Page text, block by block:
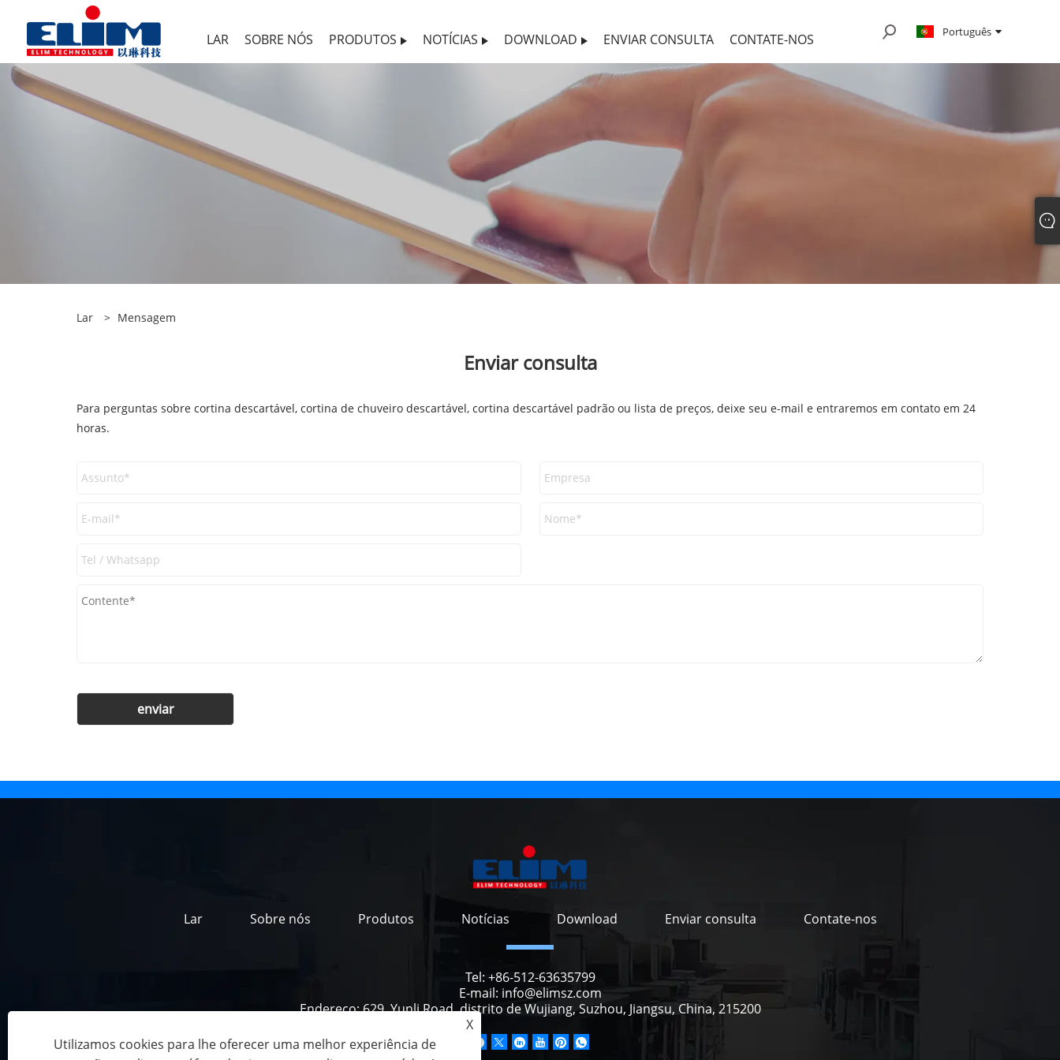
LAR SOBRE NÓS PRODUTOS NOTÍCIAS DOWNLOAD ENVIAR CONSULTA CONTATE-NOS Português
Lar > Mensagem
Enviar consulta
Para perguntas sobre cortina descartável, cortina de chuveiro descartável, cortina descartável padrão ou lista de preços, deixe seu e-mail e entraremos em contato em 24
horas.
Lar Sobre nós Produtos Notícias Download Enviar consulta Contate-nos
Tel: +86-512-63635799
E-mail: info@elimsz.com
Endereço:629, Yunli Road, distrito de Wujiang, Suzhou, Jiangsu, China, 215200
X
Utilizamos cookies para lhe oferecer uma melhor experiência de